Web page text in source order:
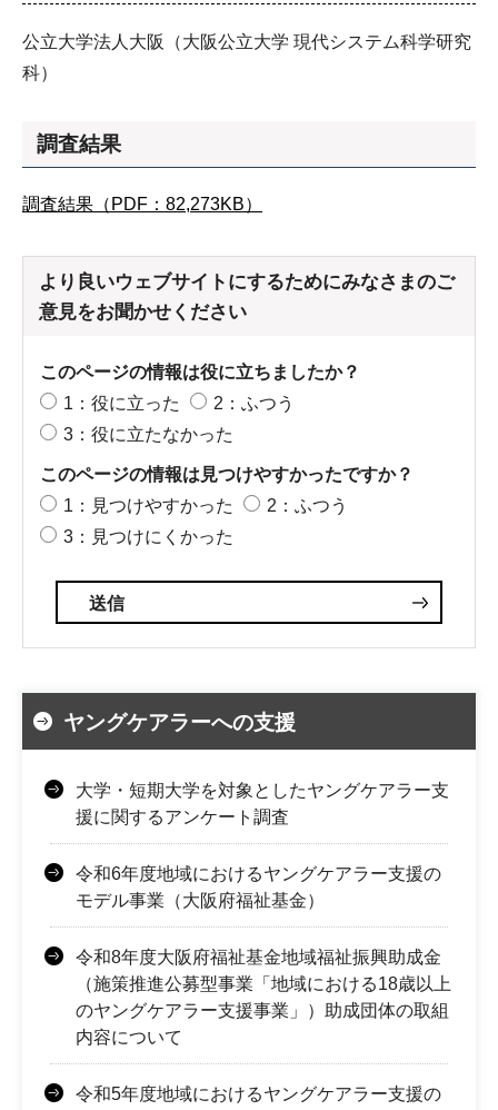
公立大学法人大阪（大阪公立大学 現代システム科学研究
科）
調査結果
調査結果（PDF：82,273KB）
より良いウェブサイトにするためにみなさまのご
意見をお聞かせください
このページの情報は役に立ちましたか？
1：役に立った
2：ふつう
3：役に立たなかった
このページの情報は見つけやすかったですか？
1：見つけやすかった
2：ふつう
3：見つけにくかった
ヤングケアラーへの支援
大学・短期大学を対象としたヤングケアラー支
援に関するアンケート調査
令和6年度地域におけるヤングケアラー支援の
モデル事業（大阪府福祉基金）
令和8年度大阪府福祉基金地域福祉振興助成金
（施策推進公募型事業「地域における18歳以上
のヤングケアラー支援事業」）助成団体の取組
内容について
令和5年度地域におけるヤングケアラー支援の